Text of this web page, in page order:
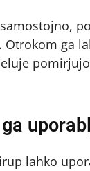
Otrokom ga
lahko